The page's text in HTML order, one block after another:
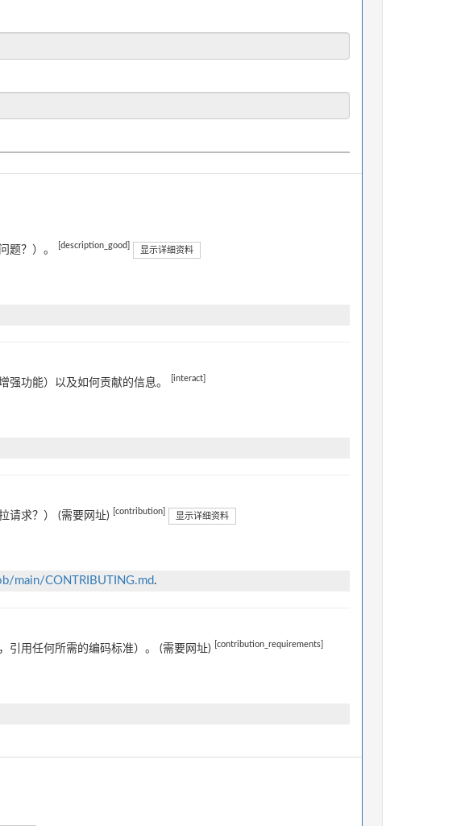
题？）。 [description_good] 显示详细资料
强功能）以及如何贡献的信息。 [interact]
请求？） (需要网址) [contribution] 显示详细资料
main/CONTRIBUTING.md.
引用任何所需的编码标准）。 (需要网址) [contribution_requirements]